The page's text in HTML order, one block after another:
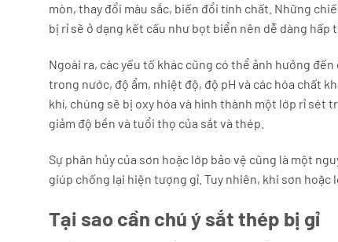
mòn, thay đổi màu sắc, biến đổi tính chất. Những
bị rỉ sẽ ở dạng kết cấu như bọt biển nên dễ dàng hấp
Ngoài ra, các yếu tố khác cũng có thể ảnh hưởng
trong nước, độ ẩm, nhiệt độ, độ pH và các hóa chất
khí, chúng sẽ bị oxy hóa và hình thành một lớp rỉ sét
giảm độ bền và tuổi thọ của sắt và thép.
Sự phân hủy của sơn hoặc lớp bảo vệ cũng là một
giúp chống lại hiện tượng gỉ. Tuy nhiên, khi sơn hoặc
Tại sao cần chú ý sắt thép bị gỉ